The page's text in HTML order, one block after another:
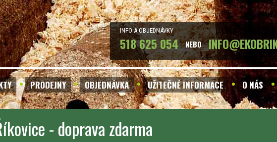
INFO A OBJEDNÁVKY
518 625 054 NEBO
PRODEJNY OBJEDNÁVKA UŽITEČNÉ INFORMACE O NÁS
- doprava zdarma